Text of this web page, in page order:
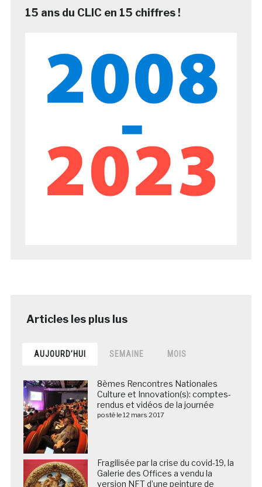
15 ans du CLIC en 15 chiffres !
AUJOURD’HUI SEMAINE MOIS
8èmes Rencontres Nationales
Culture et Innovation(s): comptes-
rendus et vidéos de la journée
posté le 12 mars 2017
Fragilisée par la crise du covid-19, la
Galerie des Offices a vendu la
version NFT d’une peinture de